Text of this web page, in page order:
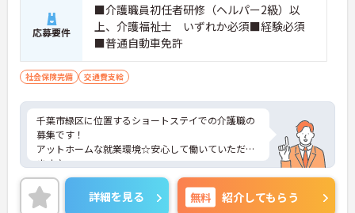
応募要件
■介護職員初任者研修（ヘルパー2級）以
上、介護福祉士 いずれか必須■経験必須
■普通自動車免許
社会保険完備 交通費支給
千葉市緑区に位置するショートステイでの介護職の
募集です！
アットホームな就業環境☆安心して働いていただけ
ます♪
ご興味ある方には、面接対策ポイントなど、さらに
詳細をお話しいたしますのでお気軽にご相談くださ
い。
詳細を見る 無料 紹介してもらう